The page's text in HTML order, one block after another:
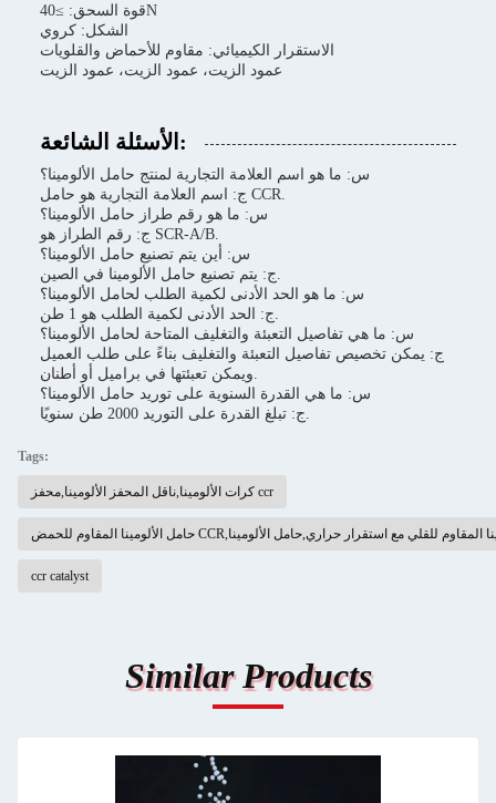
قوة السحق: ≥40N
الشكل: كروي
الاستقرار الكيميائي: مقاوم للأحماض والقلويات
عمود الزيت، عمود الزيت، عمود الزيت
الأسئلة الشائعة:
س: ما هو اسم العلامة التجارية لمنتج حامل الألومينا؟
ج: اسم العلامة التجارية هو حامل CCR.
س: ما هو رقم طراز حامل الألومينا؟
ج: رقم الطراز هو SCR-A/B.
س: أين يتم تصنيع حامل الألومينا؟
ج: يتم تصنيع حامل الألومينا في الصين.
س: ما هو الحد الأدنى لكمية الطلب لحامل الألومينا؟
ج: الحد الأدنى لكمية الطلب هو 1 طن.
س: ما هي تفاصيل التعبئة والتغليف المتاحة لحامل الألومينا؟
ج: يمكن تخصيص تفاصيل التعبئة والتغليف بناءً على طلب العميل
ويمكن تعبئتها في براميل أو أطنان.
س: ما هي القدرة السنوية على توريد حامل الألومينا؟
ج: تبلغ القدرة على التوريد 2000 طن سنويًا.
Tags:
كرات الألومينا,ناقل المحفز الألومينا,محفز ccr
ccr catalyst
Similar Products